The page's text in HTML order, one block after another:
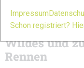
Wildes und
Rennen
Impressum
Schon registriert?